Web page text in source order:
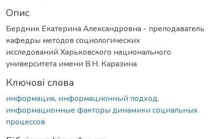
Опис
Бердник Екатерина Александровна - преподаватель
кафедры методов социологических
исследований Харьковского национального
университета имени В.Н. Каразина
Ключові слова
информация, информационный подход,
информационные факторы динамики социальных
процессов